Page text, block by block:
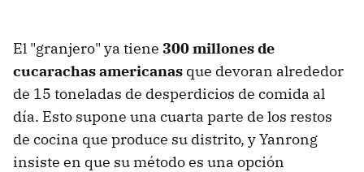
El "granjero" ya tiene 300 millones de
cucarachas americanas que devoran alrededor
de 15 toneladas de desperdicios de comida al
día. Esto supone una cuarta parte de los restos
de cocina que produce su distrito, y Yanrong
insiste en que su método es una opción